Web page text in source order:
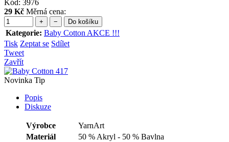
Kód: 3976
29 Kč Měrná cena:
+ − Do košíku
Kategorie: Baby Cotton AKCE !!!
Tisk Zeptat se Sdílet
Tweet
Zavřít
Novinka Tip
Popis
Diskuze
Výrobce
YarnArt
Materiál
50 % Akryl - 50 % Bavlna